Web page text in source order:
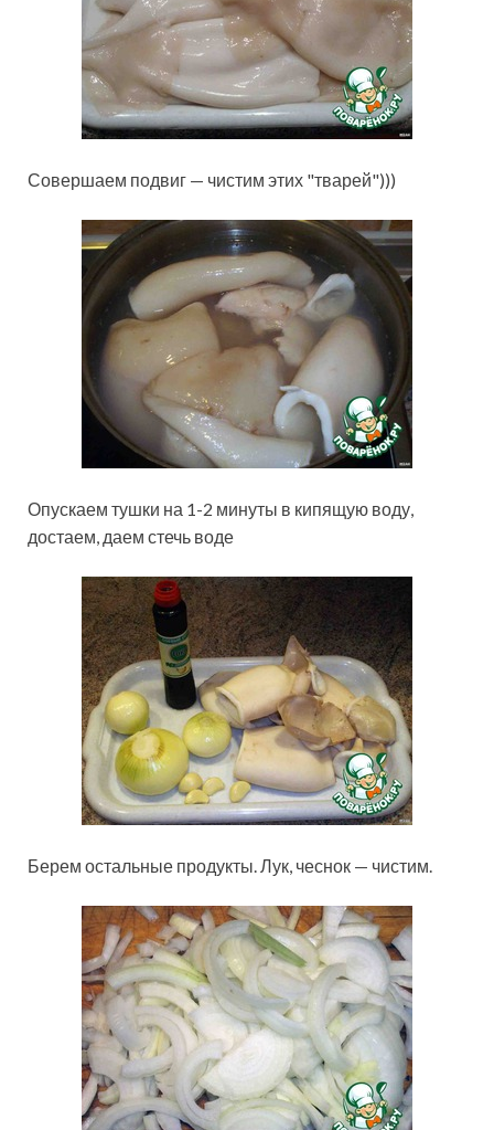
Совершаем подвиг — чистим этих "тварей")))
Опускаем тушки на 1-2 минуты в кипящую воду,
достаем, даем стечь воде
Берем остальные продукты. Лук, чеснок — чистим.